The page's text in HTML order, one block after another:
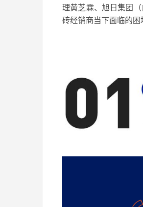
理黄芝霖、 旭日集团
砖经销商当下面临的困